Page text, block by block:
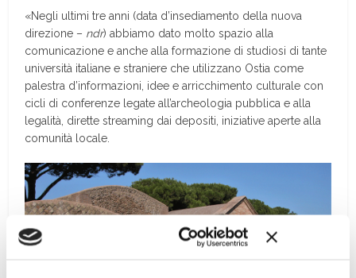
«Negli ultimi tre anni (data d’insediamento della nuova
direzione – ndr) abbiamo dato molto spazio alla
comunicazione e anche alla formazione di studiosi di tante
università italiane e straniere che utilizzano Ostia come
palestra d’informazioni, idee e arricchimento culturale con
cicli di conferenze legate all’archeologia pubblica e alla
legalità, dirette streaming dai depositi, iniziative aperte alla
comunità locale.